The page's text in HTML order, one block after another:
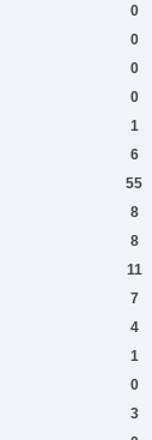
0
0
0
0
1
6
55
8
8
11
7
4
1
0
3